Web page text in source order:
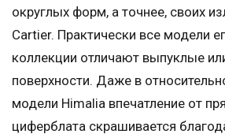
округлых форм, а точнее, своих
Cartier. Практически все модели
коллекции отличают выпуклые
поверхности. Даже в
модели Himalia впечатление от
циферблата скрашивается